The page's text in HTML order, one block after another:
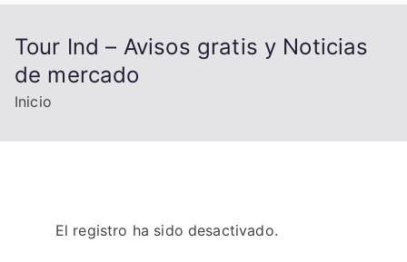
Tour Ind – Avisos gratis y Noticias
de mercado
Inicio
El registro ha sido desactivado.